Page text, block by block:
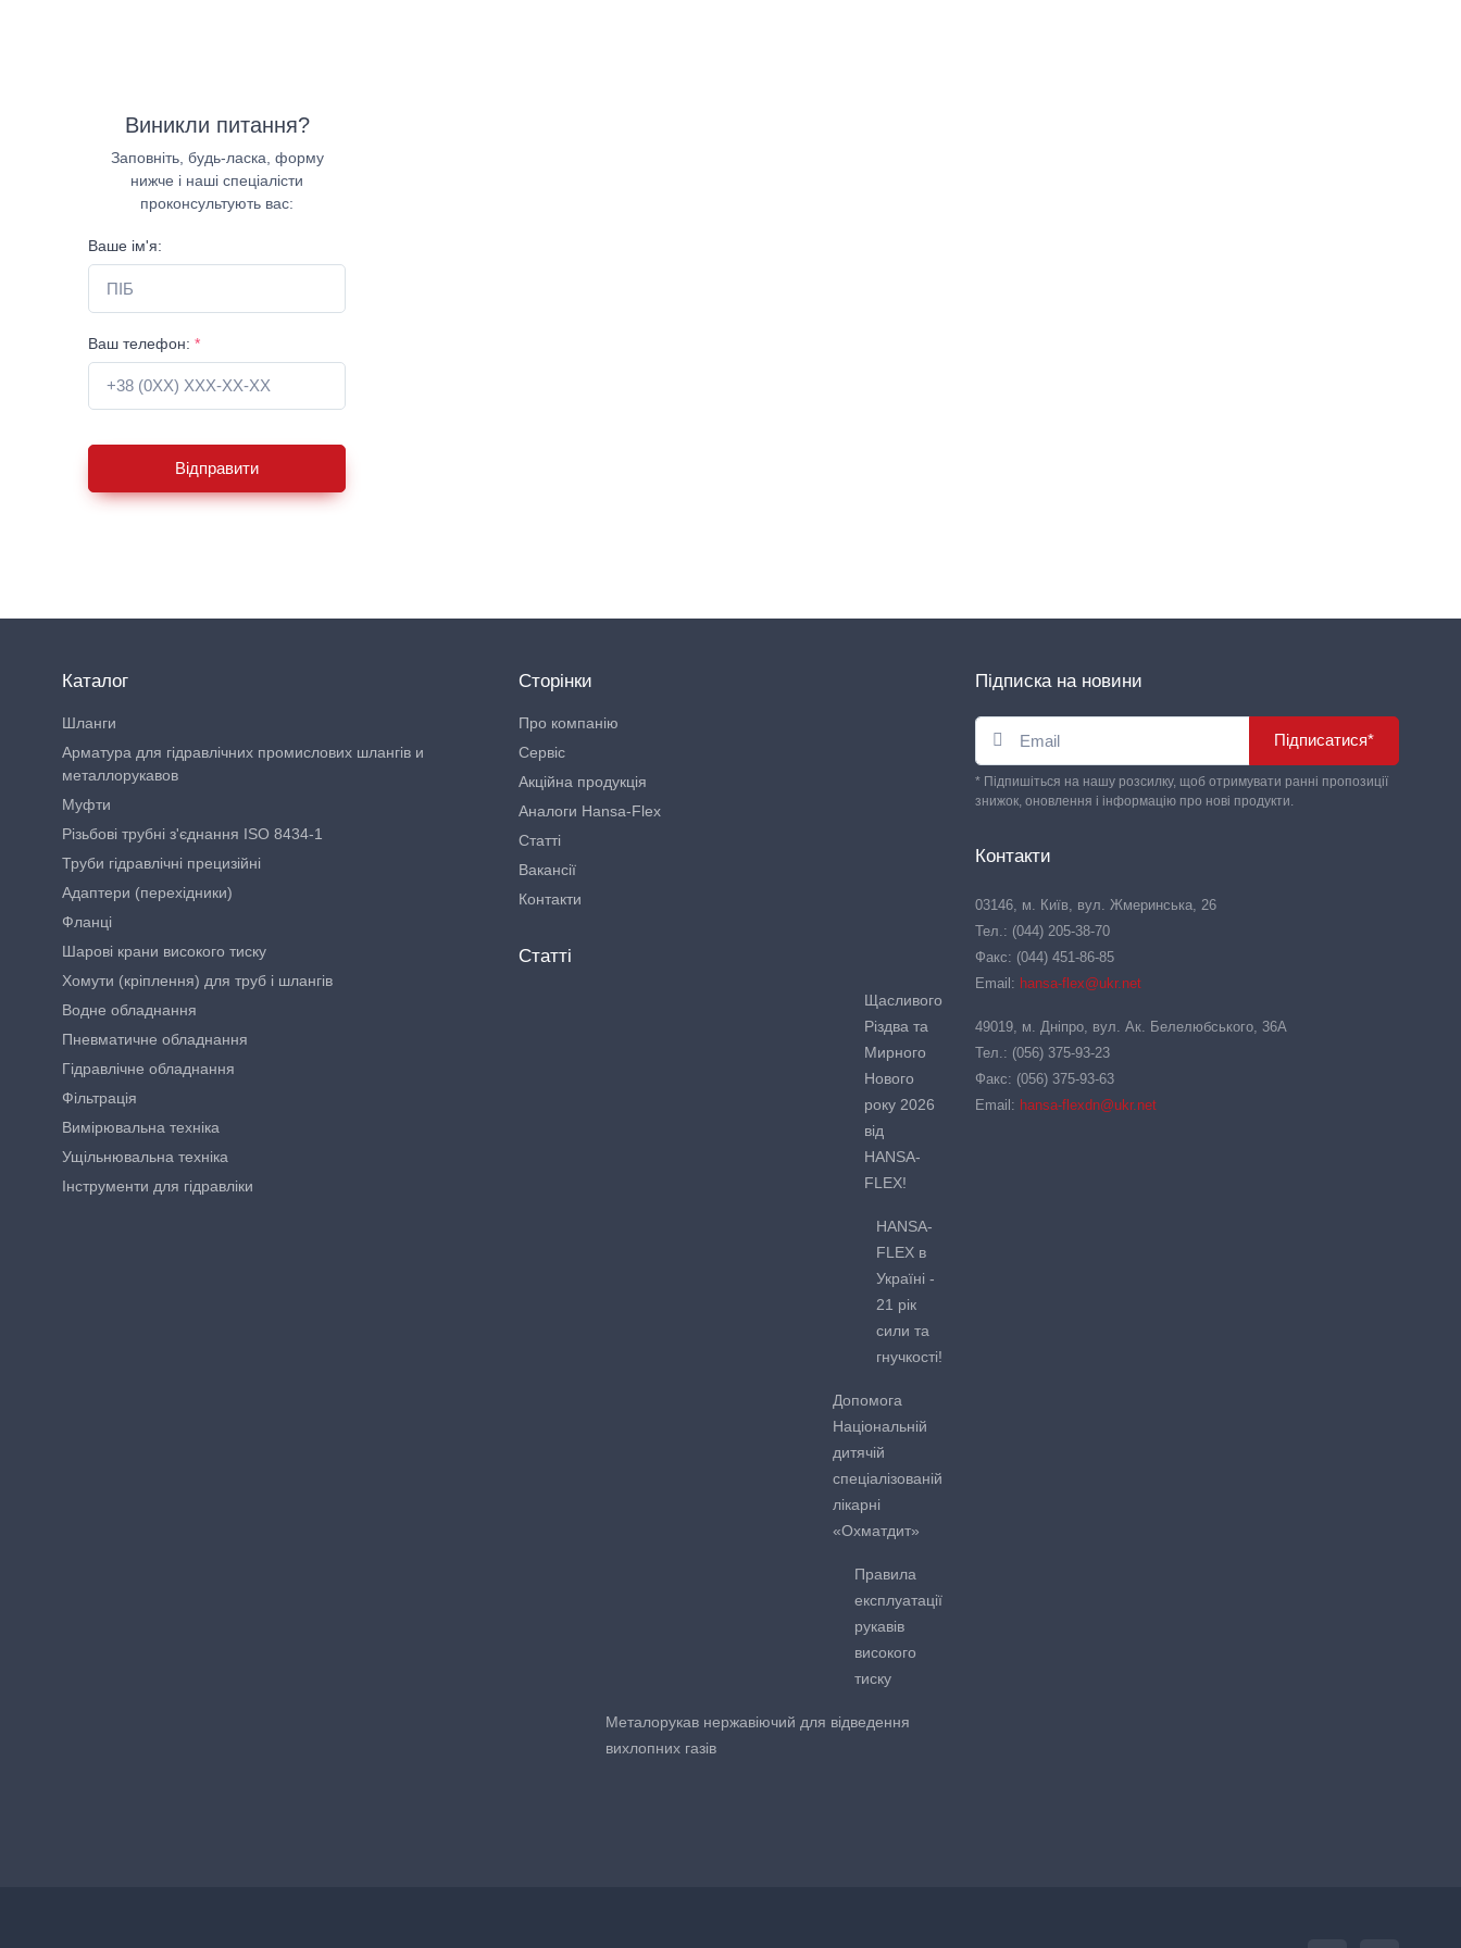
Виникли питання?
Заповніть, будь-ласка, форму
нижче і наші спеціалісти
проконсультують вас:
Ваше ім'я:
Ваш телефон: *
Відправити
Каталог
Шланги
Арматура для гідравлічних промислових шлангів и
металлорукавов
Муфти
Різьбові трубні з'єднання ISO 8434-1
Труби гідравлічні прецизійні
Адаптери (перехідники)
Фланці
Шарові крани високого тиску
Хомути (кріплення) для труб і шлангів
Водне обладнання
Пневматичне обладнання
Гідравлічне обладнання
Фільтрація
Вимірювальна техніка
Ущільнювальна техніка
Інструменти для гідравліки
Сторінки
Про компанію
Сервіс
Акційна продукція
Аналоги Hansa-Flex
Статті
Вакансії
Контакти
Статті
Щасливого
Різдва та
Мирного
Нового
року 2026
від
HANSA-
FLEX!
HANSA-
FLEX в
Україні -
21 рік
сили та
гнучкості!
Допомога
Національній
дитячій
спеціалізованій
лікарні
«Охматдит»
Правила
експлуатації
рукавів
високого
тиску
Металорукав нержавіючий для відведення
вихлопних газів
Підписка на новини
Підписатися*
* Підпишіться на нашу розсилку, щоб отримувати ранні пропозиції
знижок, оновлення і інформацію про нові продукти.
Контакти
03146, м. Київ, вул. Жмеринська, 26
Тел.: (044) 205-38-70
Факс: (044) 451-86-85
Email: hansa-flex@ukr.net
49019, м. Дніпро, вул. Ак. Белелюбського, 36А
Тел.: (056) 375-93-23
Факс: (056) 375-93-63
Email: hansa-flexdn@ukr.net